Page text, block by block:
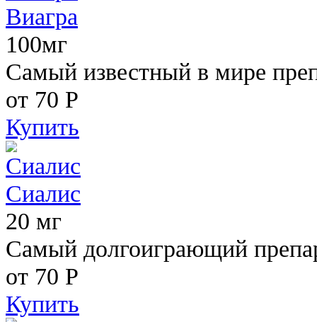
Виагра
100мг
Самый известный в мире
от 70 Р
Купить
Сиалис
20 мг
Самый долгоиграющий
от 70 Р
Купить